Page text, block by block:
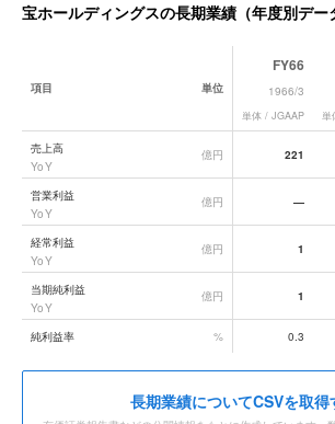
宝ホールディングスの長期業績（年度別デー
宝ホールディングス
項目 単位
FY66
1966/3
単体 / JGAAP 単
売上高
YoY
億円 221
営業利益
YoY
億円 —
経常利益
YoY
億円 1
当期純利益
YoY
億円 1
純利益率 % 0.3
長期業績についてCSVを取得